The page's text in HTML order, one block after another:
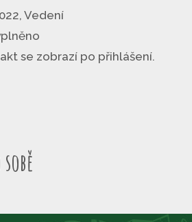
Vedení
se zobrazí po přihlášení.